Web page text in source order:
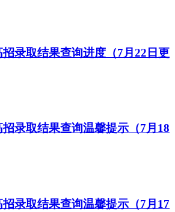
录取结果查询进度（7月22日更
录取结果查询温馨提示（7月18
录取结果查询温馨提示（7月17